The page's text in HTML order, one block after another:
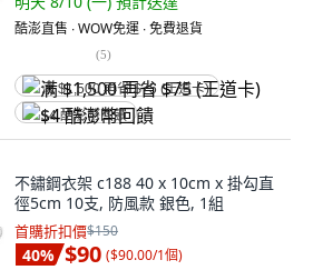
酷澎直售 ∙ WOW免運 ∙ 免費退貨
(5)
满 $1,500 再省 $75 (王道卡)
$4 酷澎幣回饋
不鏽鋼衣架 c188 40 x 10cm x 掛勾直
徑5cm 10支, 防風款 銀色, 1組
首購折扣價$150
40% $90 ($90.00/1個)